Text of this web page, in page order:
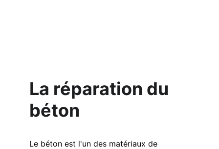
La réparation du
béton
Le béton est l'un des matériaux de